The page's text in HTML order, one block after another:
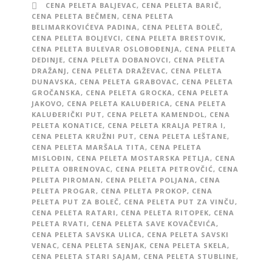
CENA PELETA BALJEVAC, CENA PELETA BARIČ,
CENA PELETA BEČMEN, CENA PELETA
BELIMARKOVIĆEVA PADINA, CENA PELETA BOLEČ,
CENA PELETA BOLJEVCI, CENA PELETA BRESTOVIK,
CENA PELETA BULEVAR OSLOBOĐENJA, CENA PELETA
DEDINJE, CENA PELETA DOBANOVCI, CENA PELETA
DRAŽANJ, CENA PELETA DRAŽEVAC, CENA PELETA
DUNAVSKA, CENA PELETA GRABOVAC, CENA PELETA
GROČANSKA, CENA PELETA GROCKA, CENA PELETA
JAKOVO, CENA PELETA KALUĐERICA, CENA PELETA
KALUĐERIČKI PUT, CENA PELETA KAMENDOL, CENA
PELETA KONATICE, CENA PELETA KRALJA PETRA I,
CENA PELETA KRUŽNI PUT, CENA PELETA LEŠTANE,
CENA PELETA MARŠALA TITA, CENA PELETA
MISLOĐIN, CENA PELETA MOSTARSKA PETLJA, CENA
PELETA OBRENOVAC, CENA PELETA PETROVČIĆ, CENA
PELETA PIROMAN, CENA PELETA POLJANA, CENA
PELETA PROGAR, CENA PELETA PROKOP, CENA
PELETA PUT ZA BOLEČ, CENA PELETA PUT ZA VINČU,
CENA PELETA RATARI, CENA PELETA RITOPEK, CENA
PELETA RVATI, CENA PELETA SAVE KOVAČEVIĆA,
CENA PELETA SAVSKA ULICA, CENA PELETA SAVSKI
VENAC, CENA PELETA SENJAK, CENA PELETA SKELA,
CENA PELETA STARI SAJAM, CENA PELETA STUBLINE,